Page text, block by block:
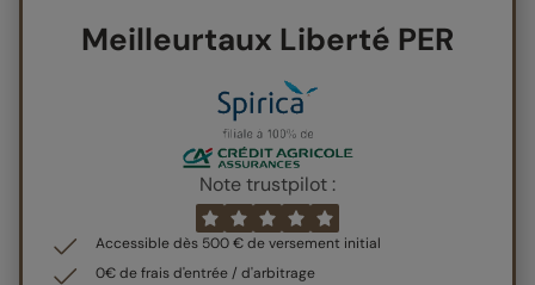
Meilleurtaux Liberté PER
Note trustpilot :
Accessible dès 500 € de versement initial
0€ de frais d'entrée / d'arbitrage